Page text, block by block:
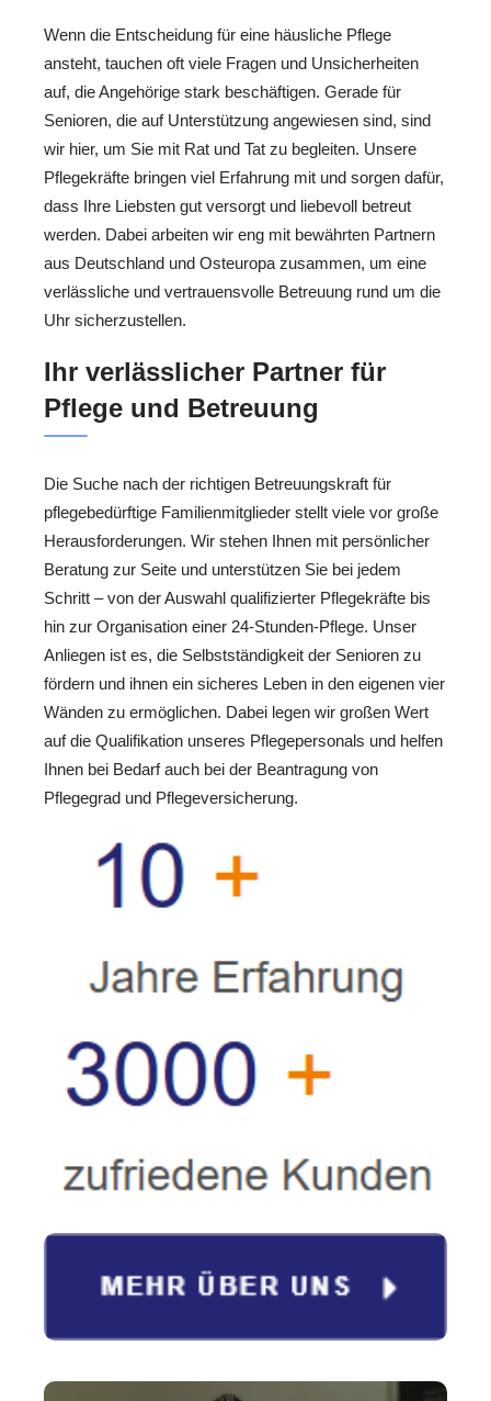
Wenn die Entscheidung für eine häusliche Pflege
ansteht, tauchen oft viele Fragen und Unsicherheiten
auf, die Angehörige stark beschäftigen. Gerade für
Senioren, die auf Unterstützung angewiesen sind, sind
wir hier, um Sie mit Rat und Tat zu begleiten. Unsere
Pflegekräfte bringen viel Erfahrung mit und sorgen dafür,
dass Ihre Liebsten gut versorgt und liebevoll betreut
werden. Dabei arbeiten wir eng mit bewährten Partnern
aus Deutschland und Osteuropa zusammen, um eine
verlässliche und vertrauensvolle Betreuung rund um die
Uhr sicherzustellen.
Ihr verlässlicher Partner für
Pflege und Betreuung
Die Suche nach der richtigen Betreuungskraft für
pflegebedürftige Familienmitglieder stellt viele vor große
Herausforderungen. Wir stehen Ihnen mit persönlicher
Beratung zur Seite und unterstützen Sie bei jedem
Schritt – von der Auswahl qualifizierter Pflegekräfte bis
hin zur Organisation einer 24-Stunden-Pflege. Unser
Anliegen ist es, die Selbstständigkeit der Senioren zu
fördern und ihnen ein sicheres Leben in den eigenen vier
Wänden zu ermöglichen. Dabei legen wir großen Wert
auf die Qualifikation unseres Pflegepersonals und helfen
Ihnen bei Bedarf auch bei der Beantragung von
Pflegegrad und Pflegeversicherung.